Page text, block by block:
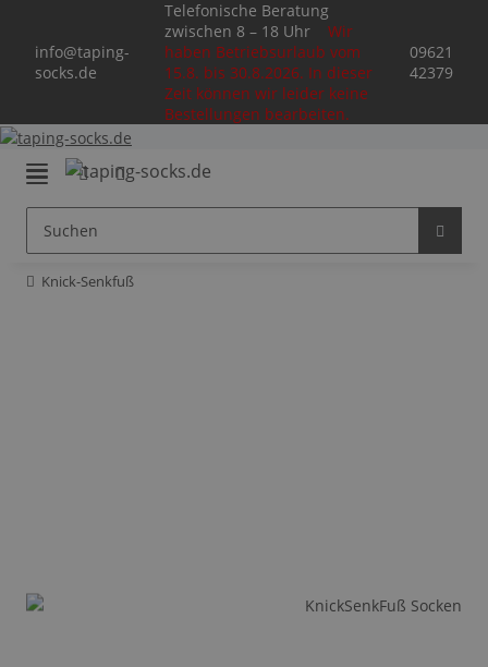
info@taping-
socks.de
Telefonische Beratung
zwischen 8 – 18 Uhr Wir
haben Betriebsurlaub vom
15.8. bis 30.8.2026. In dieser
Zeit können wir leider keine
Bestellungen bearbeiten.
09621
42379
Knick-Senkfuß